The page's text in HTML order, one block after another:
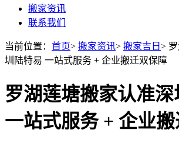
搬家资讯
联系我们
当前位置： 首页> 搬家资讯> 搬家吉日 >
圳陆特易 一站式服务 + 企业搬迁双保障​
罗湖莲塘搬家认准深
一站式服务 + 企业